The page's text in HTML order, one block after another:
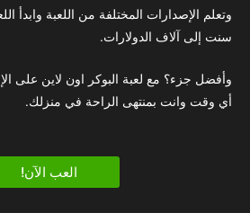
وتعلم الإصدارات المختلفة من اللعبة
سنت إلى آلاف الدولارات.
وأفضل جزء؟ مع لعبة البوكر اون لاين على
أي وقت وانت بمنتهى الراحة في منزلك.
العب الآن!